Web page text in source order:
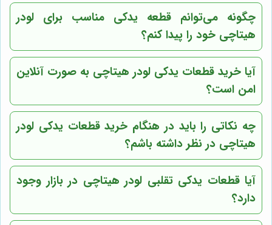
چگونه می‌توانم قطعه یدکی مناسب برای لودر
هیتاچی خود را پیدا کنم؟
آیا خرید قطعات یدکی لودر هیتاچی به صورت آنلاین
امن است؟
چه نکاتی را باید در هنگام خرید قطعات یدکی لودر
هیتاچی در نظر داشته باشم؟
آیا قطعات یدکی تقلبی لودر هیتاچی در بازار وجود
دارد؟